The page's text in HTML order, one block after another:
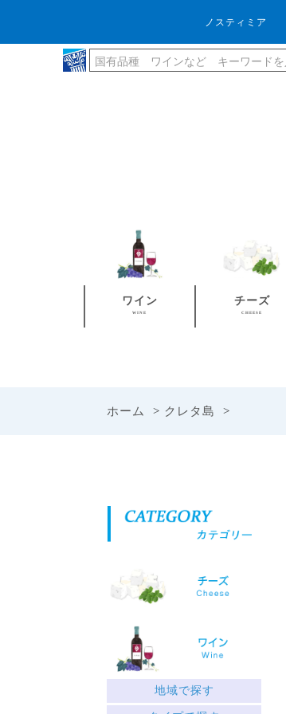
ノスティミア
ワイン
WINE
チーズ
CHEESE
ホーム > クレタ島 >
地域で探す
ギリシャ北部